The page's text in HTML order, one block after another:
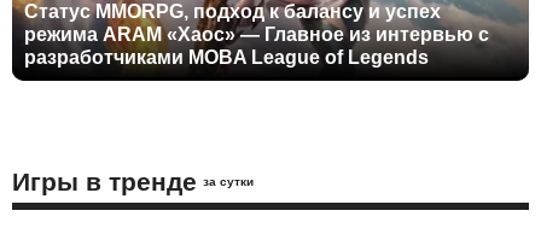
Статус MMORPG, подход к балансу и успех
режима ARAM «Хаос» — Главное из интервью с
разработчиками MOBA League of Legends
Игры в тренде за сутки